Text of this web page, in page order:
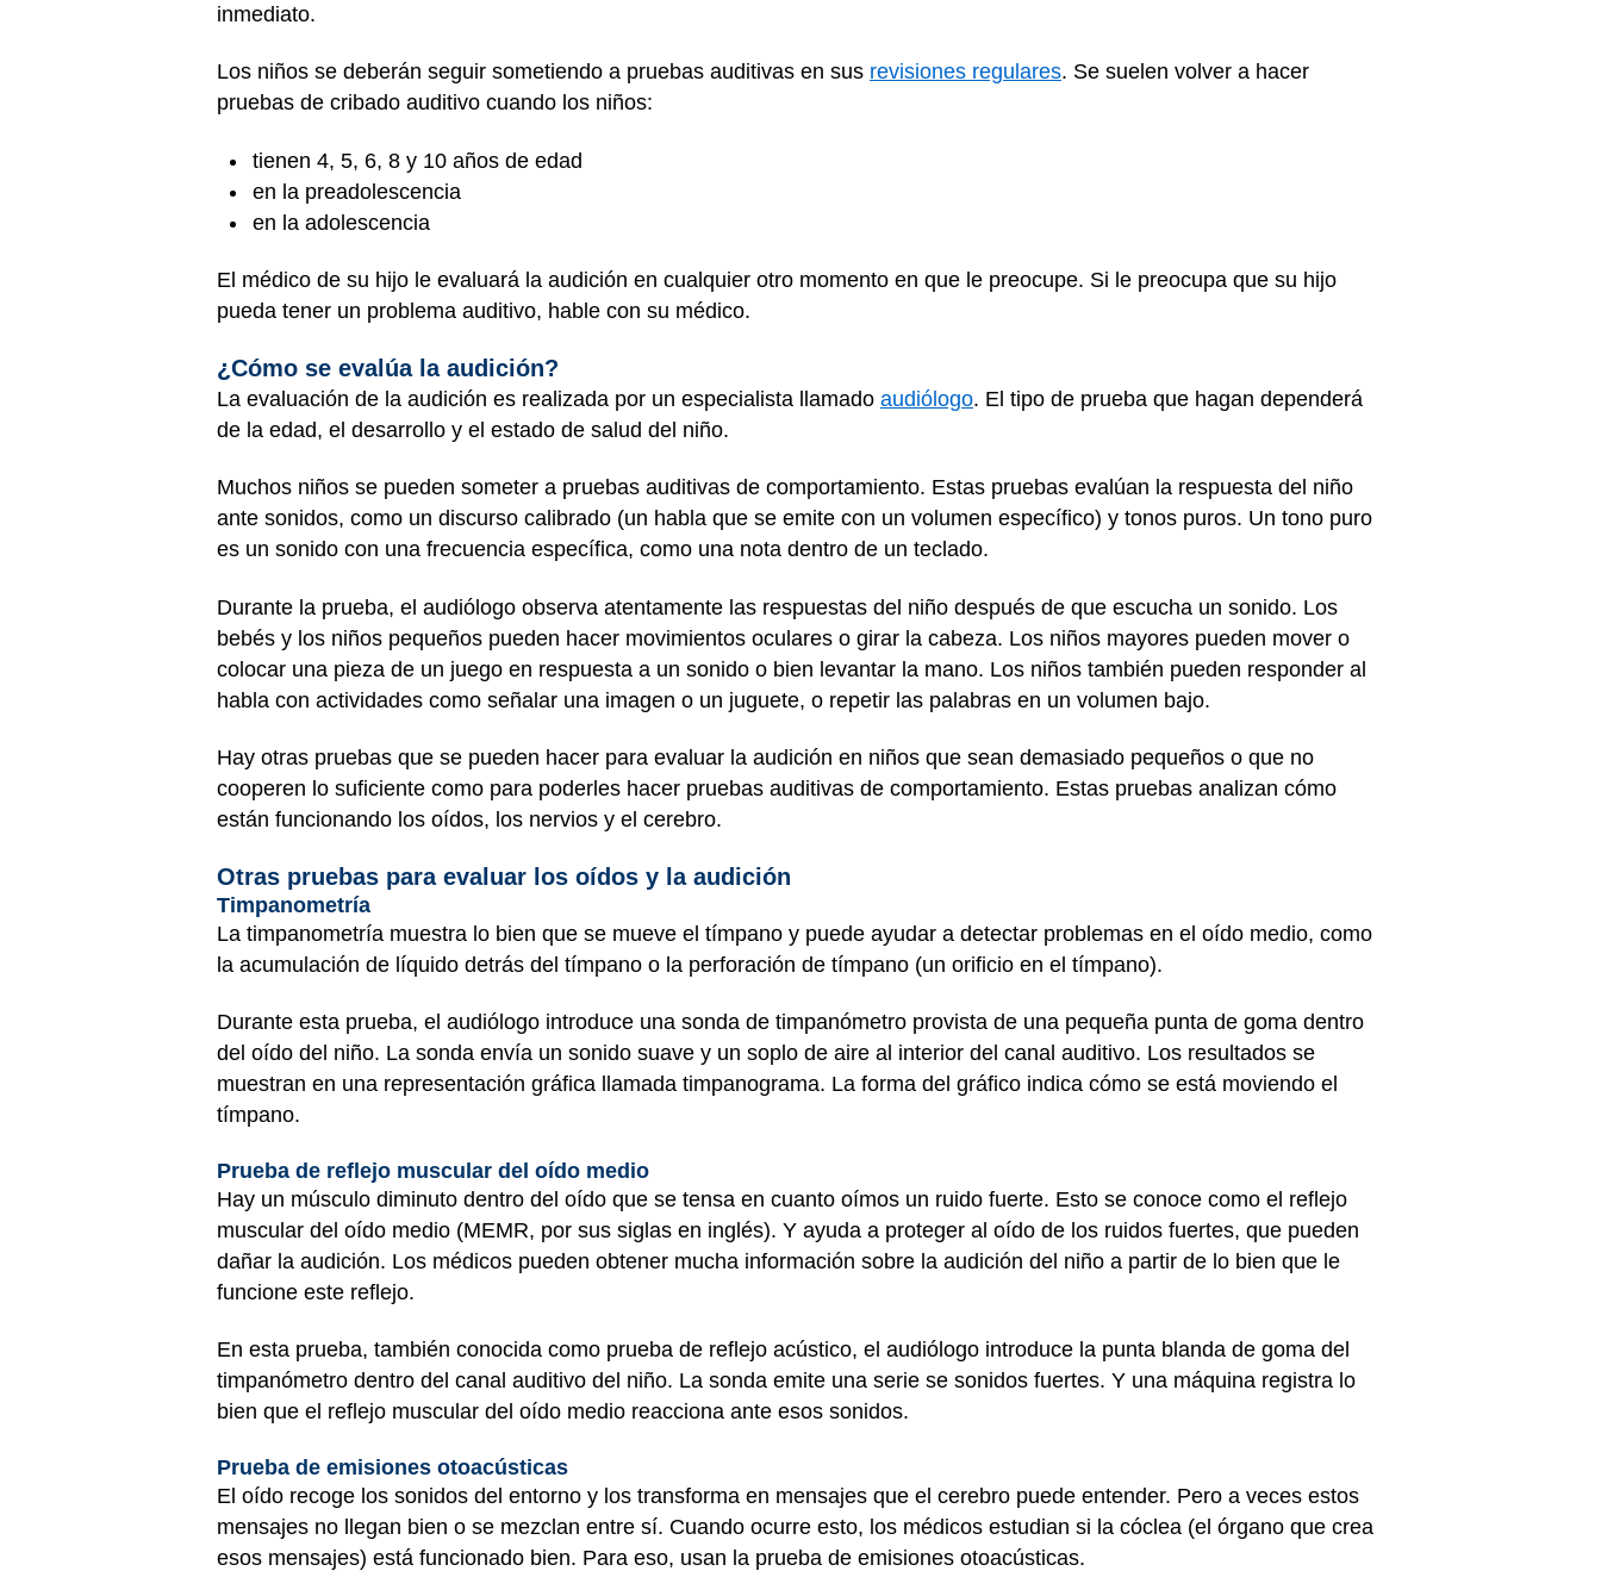
inmediato.
Los niños se deberán seguir sometiendo a pruebas auditivas en sus revisiones regulares. Se suelen volver a hacer
pruebas de cribado auditivo cuando los niños:
tienen 4, 5, 6, 8 y 10 años de edad
en la preadolescencia
en la adolescencia
El médico de su hijo le evaluará la audición en cualquier otro momento en que le preocupe. Si le preocupa que su hijo
pueda tener un problema auditivo, hable con su médico.
¿Cómo se evalúa la audición?
La evaluación de la audición es realizada por un especialista llamado audiólogo. El tipo de prueba que hagan dependerá
de la edad, el desarrollo y el estado de salud del niño.
Muchos niños se pueden someter a pruebas auditivas de comportamiento. Estas pruebas evalúan la respuesta del niño
ante sonidos, como un discurso calibrado (un habla que se emite con un volumen específico) y tonos puros. Un tono puro
es un sonido con una frecuencia específica, como una nota dentro de un teclado.
Durante la prueba, el audiólogo observa atentamente las respuestas del niño después de que escucha un sonido. Los
bebés y los niños pequeños pueden hacer movimientos oculares o girar la cabeza. Los niños mayores pueden mover o
colocar una pieza de un juego en respuesta a un sonido o bien levantar la mano. Los niños también pueden responder al
habla con actividades como señalar una imagen o un juguete, o repetir las palabras en un volumen bajo.
Hay otras pruebas que se pueden hacer para evaluar la audición en niños que sean demasiado pequeños o que no
cooperen lo suficiente como para poderles hacer pruebas auditivas de comportamiento. Estas pruebas analizan cómo
están funcionando los oídos, los nervios y el cerebro.
Otras pruebas para evaluar los oídos y la audición
Timpanometría
La timpanometría muestra lo bien que se mueve el tímpano y puede ayudar a detectar problemas en el oído medio, como
la acumulación de líquido detrás del tímpano o la perforación de tímpano (un orificio en el tímpano).
Durante esta prueba, el audiólogo introduce una sonda de timpanómetro provista de una pequeña punta de goma dentro
del oído del niño. La sonda envía un sonido suave y un soplo de aire al interior del canal auditivo. Los resultados se
muestran en una representación gráfica llamada timpanograma. La forma del gráfico indica cómo se está moviendo el
tímpano.
Prueba de reflejo muscular del oído medio
Hay un músculo diminuto dentro del oído que se tensa en cuanto oímos un ruido fuerte. Esto se conoce como el reflejo
muscular del oído medio (MEMR, por sus siglas en inglés). Y ayuda a proteger al oído de los ruidos fuertes, que pueden
dañar la audición. Los médicos pueden obtener mucha información sobre la audición del niño a partir de lo bien que le
funcione este reflejo.
En esta prueba, también conocida como prueba de reflejo acústico, el audiólogo introduce la punta blanda de goma del
timpanómetro dentro del canal auditivo del niño. La sonda emite una serie se sonidos fuertes. Y una máquina registra lo
bien que el reflejo muscular del oído medio reacciona ante esos sonidos.
Prueba de emisiones otoacústicas
El oído recoge los sonidos del entorno y los transforma en mensajes que el cerebro puede entender. Pero a veces estos
mensajes no llegan bien o se mezclan entre sí. Cuando ocurre esto, los médicos estudian si la cóclea (el órgano que crea
esos mensajes) está funcionado bien. Para eso, usan la prueba de emisiones otoacústicas.